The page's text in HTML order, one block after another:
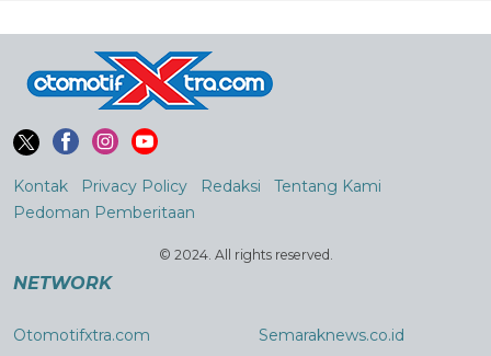
Kontak Privacy Policy Redaksi
Tentang Kami
Pedoman Pemberitaan
© 2024. All rights reserved.
NETWORK
Otomotifxtra.com Semaraknews.co.id